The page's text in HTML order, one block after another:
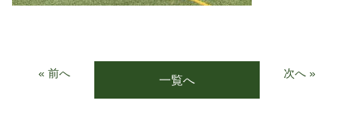
« 前へ 一覧へ 次へ »